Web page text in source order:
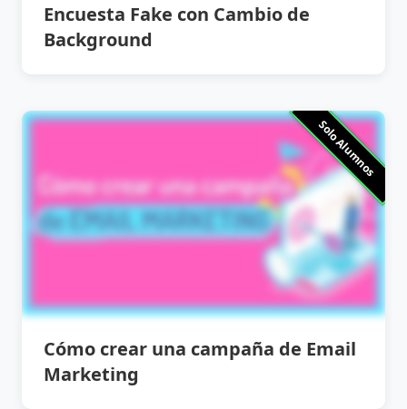
Encuesta Fake con Cambio de
Background
Solo Alumnos
Cómo crear una campaña de Email
Marketing